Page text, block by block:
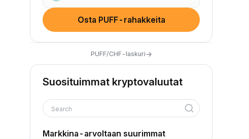
Osta PUFF-rahakkeita
PUFF/CHF-laskuri→
Suosituimmat kryptovaluutat
Search
Markkina-arvoltaan suurimmat